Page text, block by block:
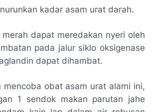
kadar asam urat darah.
dapat meredakan nyeri oleh
pada jalur siklo oksigenase
dapat dihambat.
mencoba obat asam urat alami ini,
1 sendok makan parutan jahe